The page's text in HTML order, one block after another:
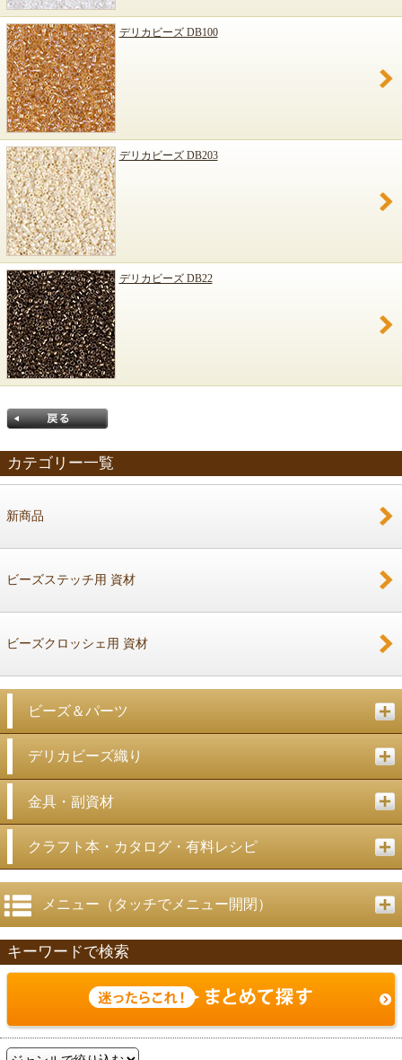
デリカビーズ DB100
デリカビーズ DB203
デリカビーズ DB22
カテゴリー一覧
新商品
ビーズステッチ用 資材
ビーズクロッシェ用 資材
ビーズ＆パーツ
デリカビーズ織り
金具・副資材
クラフト本・カタログ・有料レシピ
メニュー（タッチでメニュー開閉）
キーワードで検索